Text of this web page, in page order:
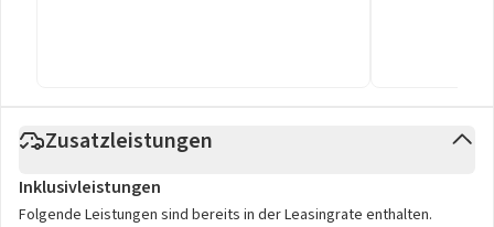
Zusatzleistungen
Inklusivleistungen
Folgende Leistungen sind bereits in der Leasingrate enthalten.